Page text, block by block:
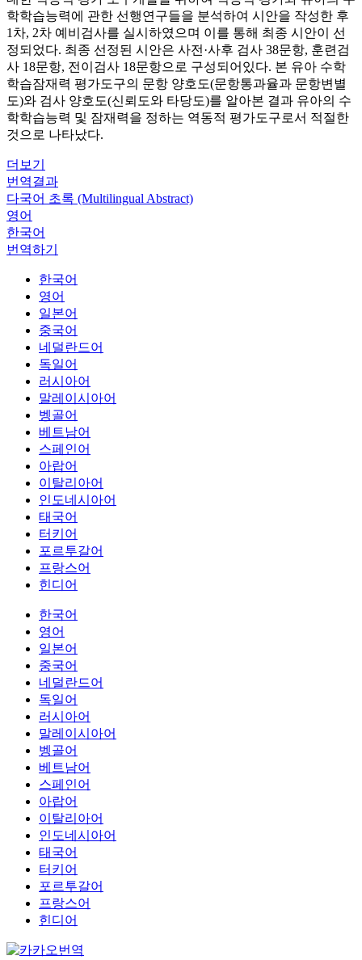
학학습능력에 관한 선행연구들을 분석하여 시안을 작성한 후
1차, 2차 예비검사를 실시하였으며 이를 통해 최종 시안이 선
정되었다. 최종 선정된 시안은 사전·사후 검사 38문항, 훈련검
사 18문항, 전이검사 18문항으로 구성되어있다. 본 유아 수학
학습잠재력 평가도구의 문항 양호도(문항통과율과 문항변별
도)와 검사 양호도(신뢰도와 타당도)를 알아본 결과 유아의 수
학학습능력 및 잠재력을 정하는 역동적 평가도구로서 적절한
것으로 나타났다.
더보기
번역결과
다국어 초록 (Multilingual Abstract)
영어
한국어
번역하기
한국어
영어
일본어
중국어
네덜란드어
독일어
러시아어
말레이시아어
벵골어
베트남어
스페인어
아랍어
이탈리아어
인도네시아어
태국어
터키어
포르투갈어
프랑스어
힌디어
한국어
영어
일본어
중국어
네덜란드어
독일어
러시아어
말레이시아어
벵골어
베트남어
스페인어
아랍어
이탈리아어
인도네시아어
태국어
터키어
포르투갈어
프랑스어
힌디어